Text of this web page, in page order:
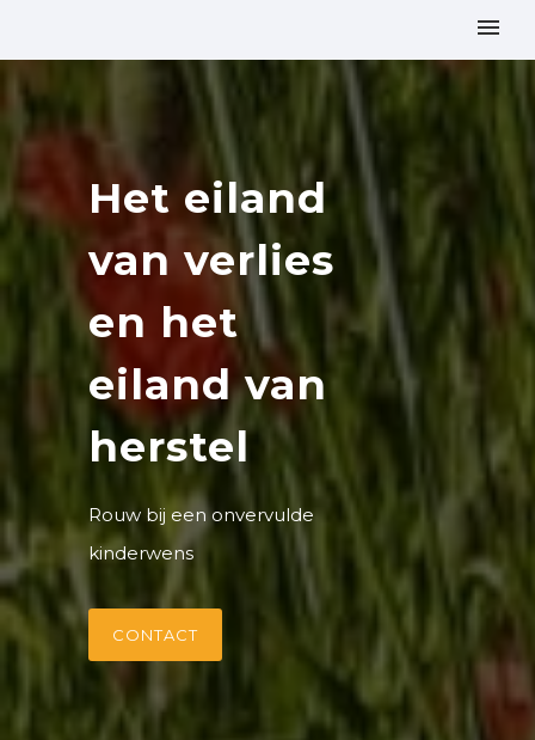
Het eiland
van verlies
en het
eiland van
herstel
Rouw bij een onvervulde
kinderwens
CONTACT